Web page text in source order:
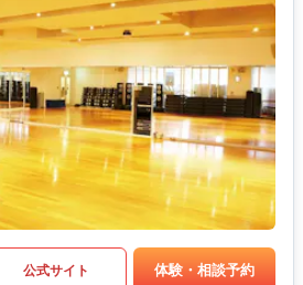
公式サイト 体験・相談予約